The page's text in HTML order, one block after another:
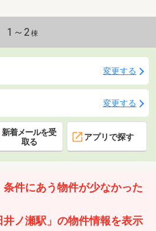
1～2 棟
変更する
変更する
新着メールを受
取る
アプリで探す
件にあう物件が少なかった
ノ瀬駅」の物件情報を表示